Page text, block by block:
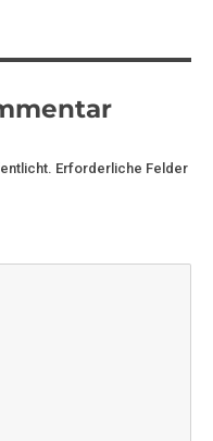
Erforderliche Felder